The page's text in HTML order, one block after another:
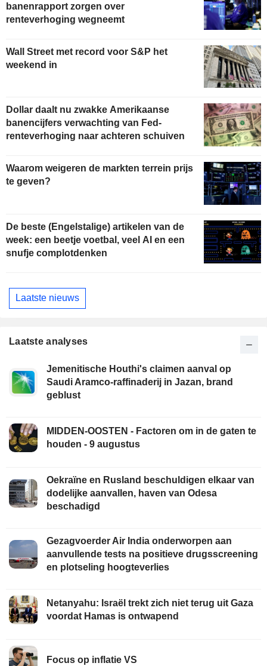
banenrapport zorgen over
renteverhoging wegneemt
Wall Street met record voor S&P het
weekend in
Dollar daalt nu zwakke Amerikaanse
banencijfers verwachting van Fed-
renteverhoging naar achteren schuiven
Waarom weigeren de markten terrein prijs
te geven?
De beste (Engelstalige) artikelen van de
week: een beetje voetbal, veel AI en een
snufje complotdenken
Laatste nieuws
Laatste analyses
Jemenitische Houthi's claimen aanval op
Saudi Aramco-raffinaderij in Jazan, brand
geblust
MIDDEN-OOSTEN - Factoren om in de gaten te
houden - 9 augustus
Oekraïne en Rusland beschuldigen elkaar van
dodelijke aanvallen, haven van Odesa
beschadigd
Gezagvoerder Air India onderworpen aan
aanvullende tests na positieve drugsscreening
en plotseling hoogteverlies
Netanyahu: Israël trekt zich niet terug uit Gaza
voordat Hamas is ontwapend
Focus op inflatie VS